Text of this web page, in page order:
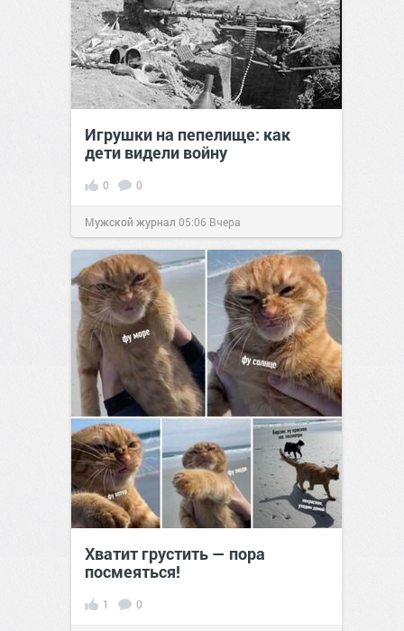
Игрушки на пепелище: как
дети видели войну
0 0
Мужской журнал 05:06 Вчера
Хватит грустить — пора
посмеяться!
1 0